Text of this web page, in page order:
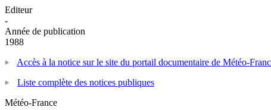
Editeur
-
Année de publication
1988
Accès à la notice sur le site du portail documentaire de Météo-
Liste complète des notices publiques
Météo-France